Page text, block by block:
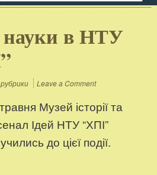
в НТУ
Leave a Comment
Музей історії та
Ідей НТУ “ХПІ”
до цієї події.